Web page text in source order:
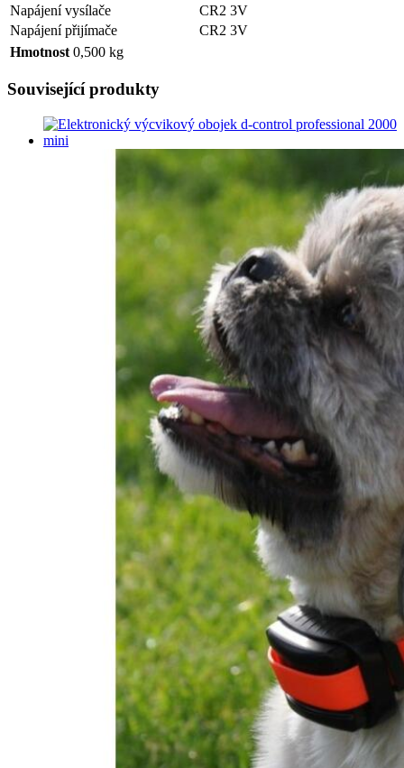
Napájení vysílače
CR2 3V
Napájení přijímače
CR2 3V
Hmotnost 0,500 kg
Související produkty